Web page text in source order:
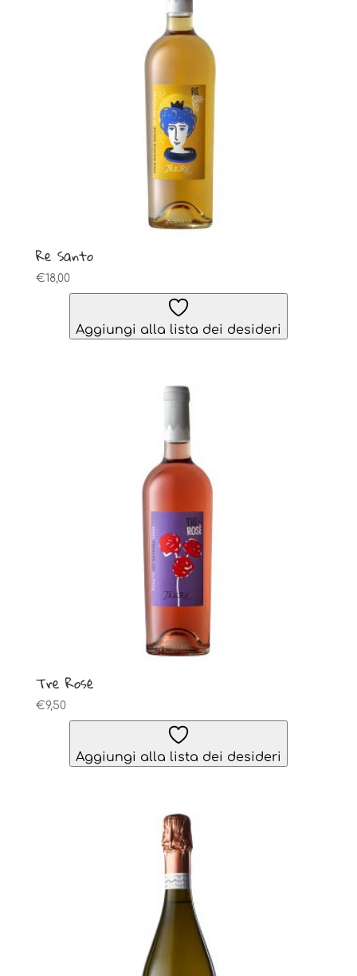
Re Santo
€18,00
Aggiungi alla lista dei desideri
Tre Rosé
€9,50
Aggiungi alla lista dei desideri